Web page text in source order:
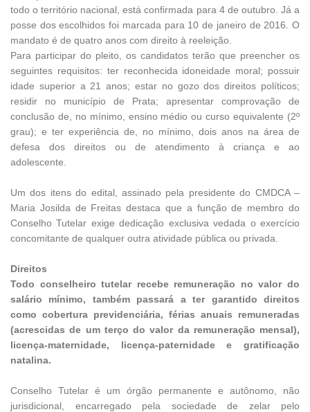
todo o território nacional, está confirmada para 4 de outubro. Já a
posse dos escolhidos foi marcada para 10 de janeiro de 2016. O
mandato é de quatro anos com direito à reeleição.
Para participar do pleito, os candidatos terão que preencher os
seguintes requisitos: ter reconhecida idoneidade moral; possuir
idade superior a 21 anos; estar no gozo dos direitos políticos;
residir no município de Prata; apresentar comprovação de
conclusão de, no mínimo, ensino médio ou curso equivalente (2º
grau); e ter experiência de, no mínimo, dois anos na área de
defesa dos direitos ou de atendimento à criança e ao
adolescente.
Um dos itens do edital, assinado pela presidente do CMDCA –
Maria Josilda de Freitas destaca que a função de membro do
Conselho Tutelar exige dedicação exclusiva vedada o exercício
concomitante de qualquer outra atividade pública ou privada.
Direitos
Todo conselheiro tutelar recebe remuneração no valor do
salário mínimo, também passará a ter garantido direitos
como cobertura previdenciária, férias anuais remuneradas
(acrescidas de um terço do valor da remuneração mensal),
licença-maternidade, licença-paternidade e gratificação
natalina.
Conselho Tutelar é um órgão permanente e autônomo, não
jurisdicional, encarregado pela sociedade de zelar pelo